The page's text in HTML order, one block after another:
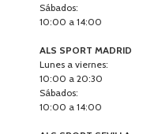
Sábados:
10:00 a 14:00
ALS SPORT MADRID
Lunes a viernes:
10:00 a 20:30
Sábados:
10:00 a 14:00